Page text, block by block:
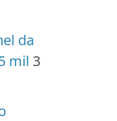
da
mil 3